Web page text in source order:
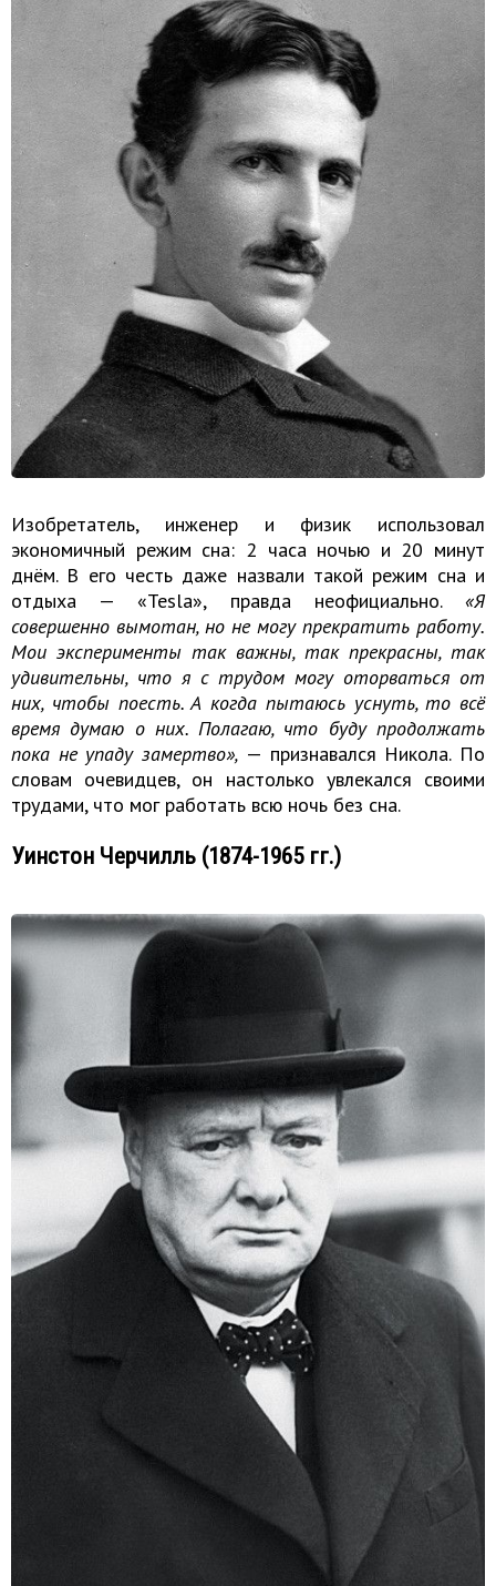
Изобретатель, инженер и физик использовал
экономичный режим сна: 2 часа ночью и 20 минут
днём. В его честь даже назвали такой режим сна и
отдыха — «Tesla», правда неофициально. «Я
совершенно вымотан, но не могу прекратить работу.
Мои эксперименты так важны, так прекрасны, так
удивительны, что я с трудом могу оторваться от
них, чтобы поесть. А когда пытаюсь уснуть, то всё
время думаю о них. Полагаю, что буду продолжать
пока не упаду замертво», — признавался Никола. По
словам очевидцев, он настолько увлекался своими
трудами, что мог работать всю ночь без сна.
Уинстон Черчилль (1874-1965 гг.)